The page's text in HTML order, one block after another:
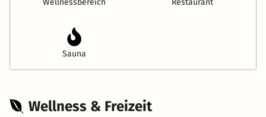
Sauna
Wellness & Freizeit